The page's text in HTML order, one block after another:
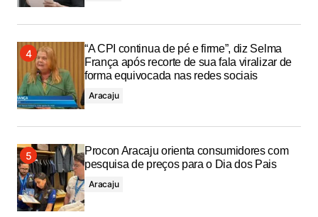
“A CPI continua de pé e firme”, diz Selma
França após recorte de sua fala viralizar de
forma equivocada nas redes sociais
Aracaju
Procon Aracaju orienta consumidores com
pesquisa de preços para o Dia dos Pais
Aracaju